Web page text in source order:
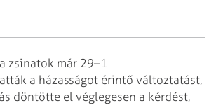
zsinatok már 29–1
a házasságot érintő változtatást,
döntötte el véglegesen a kérdést,